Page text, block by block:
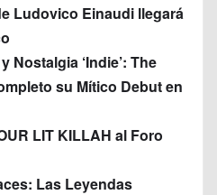
Ludovico Einaudi llegará
Nostalgia ‘Indie’: The
su Mítico Debut en
LIT KILLAH al Foro
Las Leyendas